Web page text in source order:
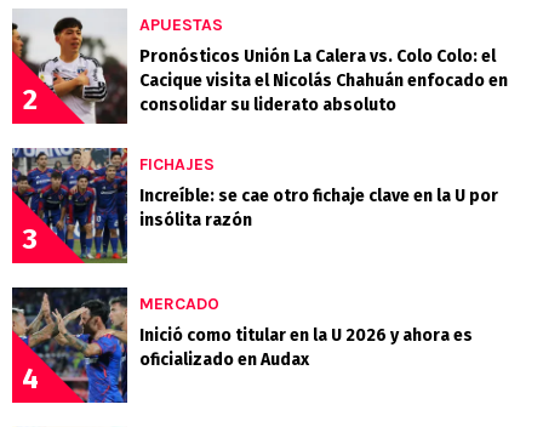
2
APUESTAS
Pronósticos Unión La Calera vs. Colo Colo: el
Cacique visita el Nicolás Chahuán enfocado en
consolidar su liderato absoluto
3
FICHAJES
Increíble: se cae otro fichaje clave en la U por
insólita razón
4
MERCADO
Inició como titular en la U 2026 y ahora es
oficializado en Audax